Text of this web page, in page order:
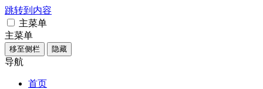
跳转到内容
主菜单
主菜单
移至侧栏 隐藏
导航
首页